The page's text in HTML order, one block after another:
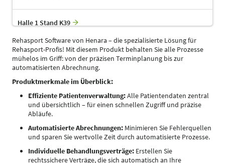
Halle 1 Stand K39
Rehasport Software von Henara – die spezialisierte Lösung für
Rehasport-Profis! Mit diesem Produkt behalten Sie alle Prozesse
mühelos im Griff: von der präzisen Terminplanung bis zur
automatisierten Abrechnung.
Produktmerkmale im Überblick:
Effiziente Patientenverwaltung:Alle Patientendaten zentral
und übersichtlich – für einen schnellen Zugriff und präzise
Abläufe.
Automatisierte Abrechnungen: Minimieren Sie Fehlerquellen
und sparen Sie wertvolle Zeit durch automatisierte Prozesse.
Individuelle Behandlungsverträge: Erstellen Sie
rechtssichere Verträge, die sich automatisch an Ihre